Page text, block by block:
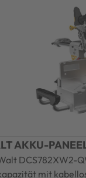
AKKU-
DCS782XW2-
mit